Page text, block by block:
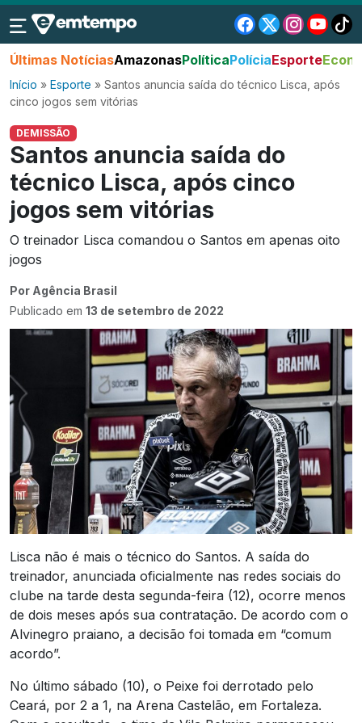
Últimas NotíciasAmazonasPolíticaPolíciaEsporte
Início » Esporte » Santos anuncia saída do técnico Lisca, após
cinco jogos sem vitórias
DEMISSÃO
Santos anuncia saída do
técnico Lisca, após cinco
jogos sem vitórias
O treinador Lisca comandou o Santos em apenas oito
jogos
Por Agência Brasil
Publicado em 13 de setembro de 2022
Lisca não é mais o técnico do Santos. A saída do
treinador, anunciada oficialmente nas redes sociais do
clube na tarde desta segunda-feira (12), ocorre menos
de dois meses após sua contratação. De acordo com o
Alvinegro praiano, a decisão foi tomada em “comum
acordo”.
No último sábado (10), o Peixe foi derrotado pelo
Ceará, por 2 a 1, na Arena Castelão, em Fortaleza.